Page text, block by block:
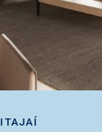
ITAJAÍ